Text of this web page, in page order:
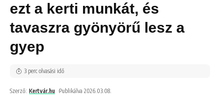
ezt a kerti munkát, és
tavaszra gyönyörű lesz a
gyep
Szerző: Kertvár.hu Publikálva 2026.03.08.
3 perc olvasási idő